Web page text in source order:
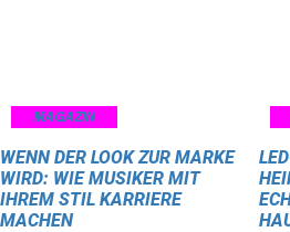
MAGAZIN
WENN DER LOOK ZUR MARKE
WIRD: WIE MUSIKER MIT
IHREM STIL KARRIERE
MACHEN